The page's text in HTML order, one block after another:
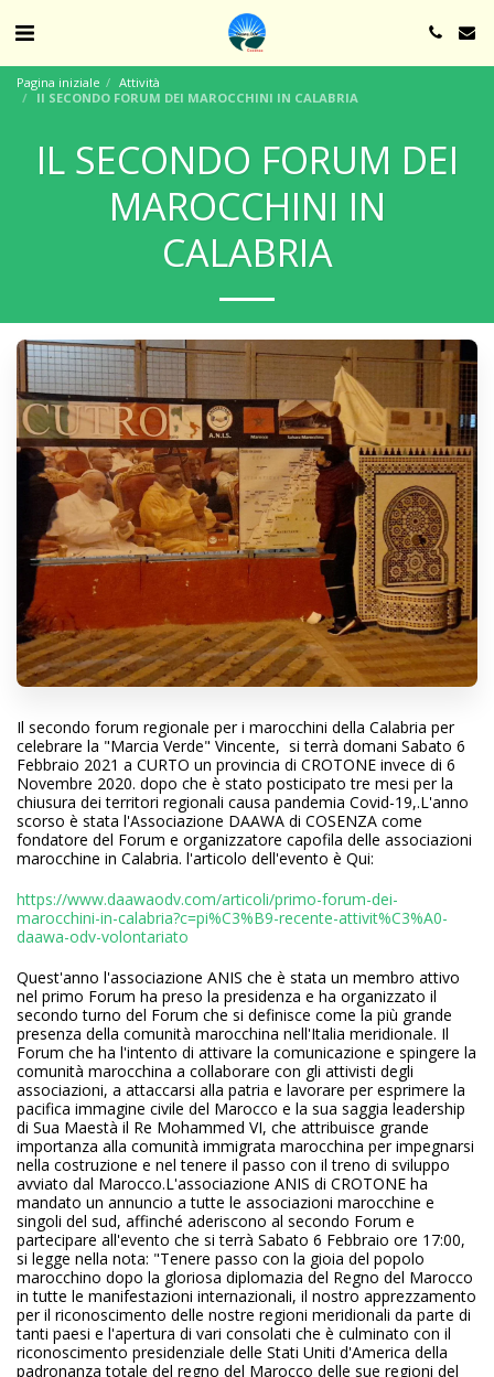
Pagina iniziale
Attività
Il SECONDO FORUM DEI MAROCCHINI IN CALABRIA
IL SECONDO FORUM DEI
MAROCCHINI IN
CALABRIA
Il secondo forum regionale per i marocchini della Calabria per
celebrare la "Marcia Verde" Vincente, si terrà domani Sabato 6
Febbraio 2021 a CURTO un provincia di CROTONE invece di 6
Novembre 2020. dopo che è stato posticipato tre mesi per la
chiusura dei territori regionali causa pandemia Covid-19,.L'anno
scorso è stata l'Associazione DAAWA di COSENZA come
fondatore del Forum e organizzatore capofila delle associazioni
marocchine in Calabria. l'articolo dell'evento è Qui:
https://www.daawaodv.com/articoli/primo-forum-dei-
marocchini-in-calabria?c=pi%C3%B9-recente-attivit%C3%A0-
daawa-odv-volontariato
Quest'anno l'associazione ANIS che è stata un membro attivo
nel primo Forum ha preso la presidenza e ha organizzato il
secondo turno del Forum che si definisce come la più grande
presenza della comunità marocchina nell'Italia meridionale. Il
Forum che ha l'intento di attivare la comunicazione e spingere la
comunità marocchina a collaborare con gli attivisti degli
associazioni, a attaccarsi alla patria e lavorare per esprimere la
pacifica immagine civile del Marocco e la sua saggia leadership
di Sua Maestà il Re Mohammed VI, che attribuisce grande
importanza alla comunità immigrata marocchina per impegnarsi
nella costruzione e nel tenere il passo con il treno di sviluppo
avviato dal Marocco.L'associazione ANIS di CROTONE ha
mandato un annuncio a tutte le associazioni marocchine e
singoli del sud, affinché aderiscono al secondo Forum e
partecipare all'evento che si terrà Sabato 6 Febbraio ore 17:00,
si legge nella nota: "Tenere passo con la gioia del popolo
marocchino dopo la gloriosa diplomazia del Regno del Marocco
in tutte le manifestazioni internazionali, il nostro apprezzamento
per il riconoscimento delle nostre regioni meridionali da parte di
tanti paesi e l'apertura di vari consolati che è culminato con il
riconoscimento presidenziale delle Stati Uniti d'America della
padronanza totale del regno del Marocco delle sue regioni del